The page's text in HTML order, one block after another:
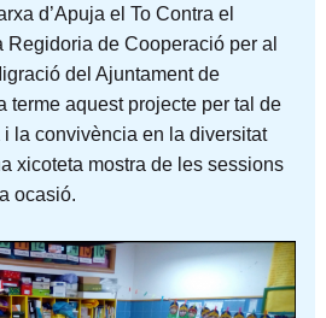
d’Apuja el To Contra el
Regidoria de Cooperació per al
del Ajuntament de
terme aquest projecte per tal de
la convivència en la diversitat
xicoteta mostra de les sessions
ocasió.